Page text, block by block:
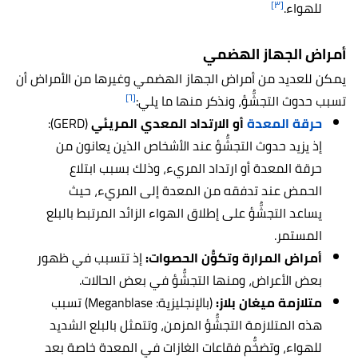
للهواء.[٣]
أمراض الجهاز الهضمي
يمكن للعديد من أمراض الجهاز الهضمي وغيرها من الأمراض أن
تسبب حدوث التجشُّؤ، ونذكر منها ما يلي:[٦]
حرقة المعدةأو الارتداد المعدي المريئي
(GERD):
إذ يزيد حدوث التجشُّؤ عند الأشخاص الذين يعانون من
حرقة المعدة أو ارتداد المريء، وذلك بسبب ابتلاع
الحمض عند تدفقه من المعدة إلى المريء، حيث
يساعد التجشُّؤ على إطلاق الهواء الزائد المرتبط بالبلع
المستمر.
أمراض المرارة وتكوُّن الحصوات:إذ تتسبب في ظهور
بعض الأعراض، ومنها التجشُّؤ في بعض الحالات.
متلازمة ميغان بلاز:
(بالإنجليزية: Meganblase) تسبب
هذه المتلازمة التجشُّؤ المزمن، وتتمثل بالبلع الشديد
للهواء، وتضخُّم فقاعات الغازات في المعدة خاصة بعد